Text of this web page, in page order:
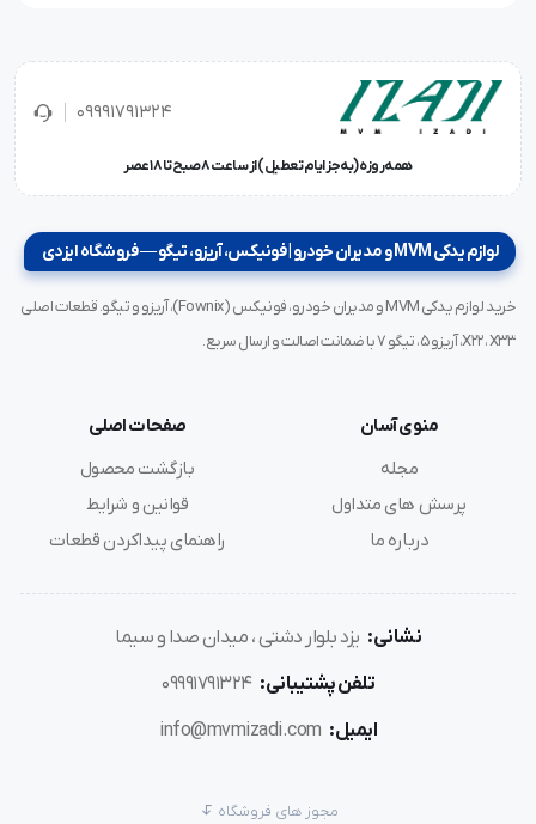
09991791324
همه‌روزه (به‌جز ایام تعطیل) از ساعت ۸ صبح تا ۱۸ عصر
لوازم یدکی MVM و مدیران خودرو | فونیکس، آریزو، تیگو — فروشگاه ایزدی
خرید لوازم یدکی MVM و مدیران خودرو، فونیکس (Fownix)، آریزو و تیگو. قطعات اصلی
X22، X33، آریزو ۵، تیگو ۷ با ضمانت اصالت و ارسال سریع.
منوی آسان
مجله
پرسش های متداول
درباره ما
صفحات اصلی
بازگشت محصول
قوانین و شرایط
راهنمای پیداکردن قطعات
نشانی: یزد بلوار دشتی ، میدان صدا و سیما
تلفن پشتیبانی: 09991791324
ایمیل: info@mvmizadi.com
مجوز های فروشگاه